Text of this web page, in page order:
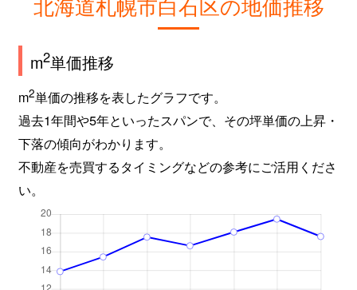
m2単価推移
m2単価の推移を表したグラフです。
過去1年間や5年といったスパンで、その坪単価の上昇・
下落の傾向がわかります。
不動産を売買するタイミングなどの参考にご活用くださ
い。